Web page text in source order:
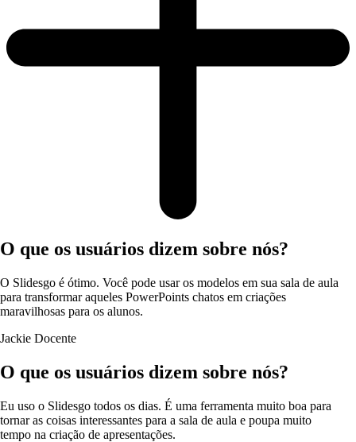
O que os usuários dizem sobre nós?
O Slidesgo é ótimo. Você pode usar os modelos em sua sala de aula
para transformar aqueles PowerPoints chatos em criações
maravilhosas para os alunos.
Jackie Docente
O que os usuários dizem sobre nós?
Eu uso o Slidesgo todos os dias. É uma ferramenta muito boa para
tornar as coisas interessantes para a sala de aula e poupa muito
tempo na criação de apresentações.